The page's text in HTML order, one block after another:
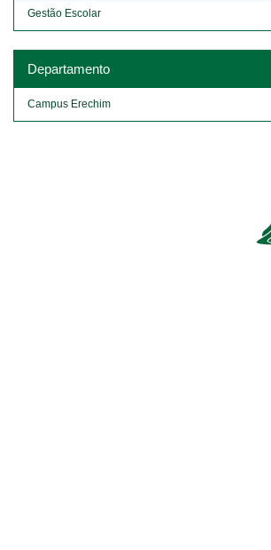
Gestão Escolar
Departamento
Campus Erechim